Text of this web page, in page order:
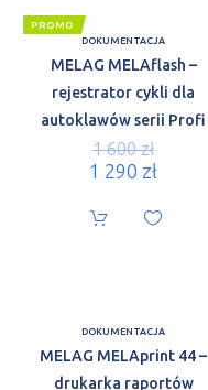
PROMO
DOKUMENTACJA
MELAG MELAflash –
rejestrator cykli dla
autoklawów serii Profi
1 600zł
1 290 zł
DOKUMENTACJA
MELAG MELAprint 44 –
drukarka raportów